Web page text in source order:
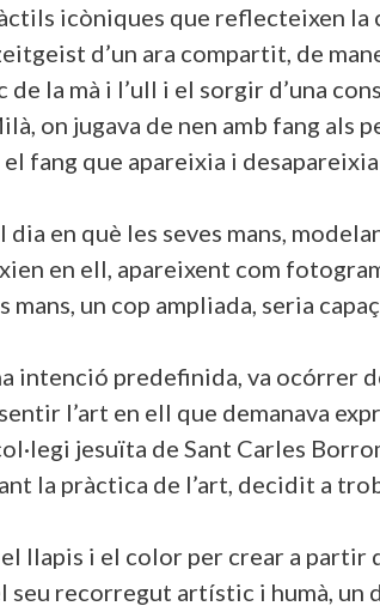
icòniques que reflecteixen la
d’un ara compartit, de
la mà i l’ull i el sorgir d’una
on jugava de nen amb fang als
fang que apareixia i desapareixia
en què les seves mans,
en ell, apareixent com
un cop ampliada, seria
intenció predefinida, va ocórrer
l’art en ell que demanava
jesuïta de Sant Carles
la pràctica de l’art, decidit a
llapis i el color per crear a partir
seu recorregut artístic i humà, un